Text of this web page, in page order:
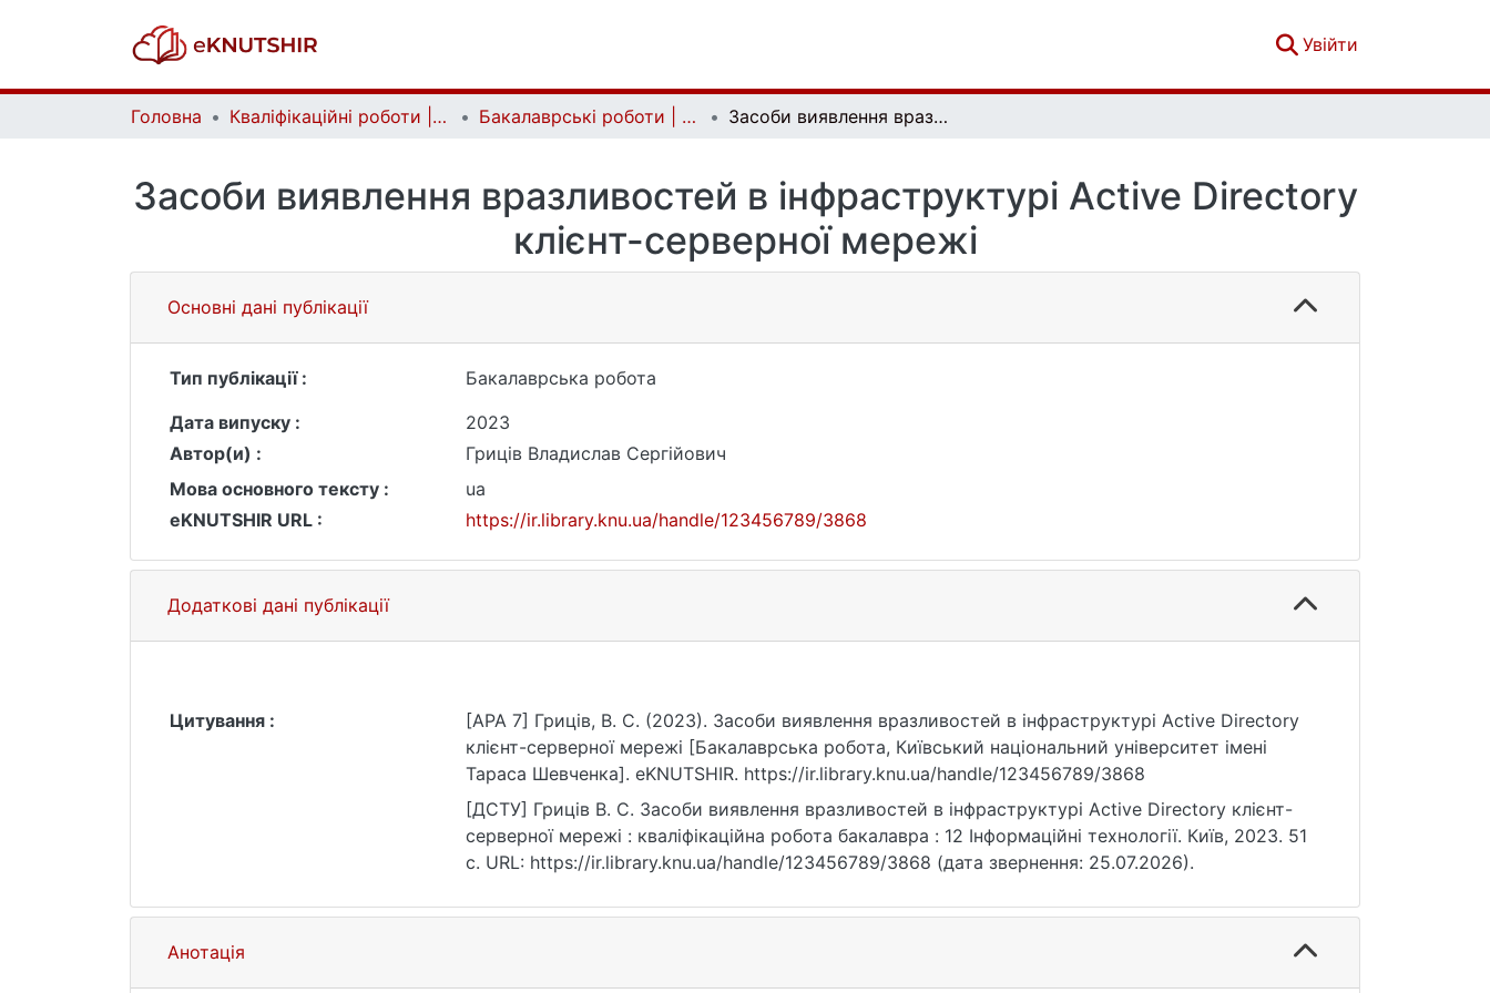
Увійти
Головна Кваліфікаційні роботи | Qualifying works Бакалаврські роботи | Bachelor theses Засоби виявлення вразливостей в інфраструктурі Active Directory клієнт-серверної мережі
Засоби виявлення вразливостей в інфраструктурі Active Directory
клієнт-серверної мережі
Основні дані публікації
Тип публікації :
Бакалаврська робота
Дата випуску :
2023
Автор(и) :
Гриців Владислав Сергійович
Мова основного тексту :
ua
eKNUTSHIR URL :
https://ir.library.knu.ua/handle/123456789/3868
Додаткові дані публікації
Цитування :
[APA 7] Гриців, В. С. (2023). Засоби виявлення вразливостей в інфраструктурі Active Directory
клієнт-серверної мережі [Бакалаврська робота, Київський національний університет імені
Тараса Шевченка]. eKNUTSHIR. https://ir.library.knu.ua/handle/123456789/3868
[ДСТУ] Гриців В. С. Засоби виявлення вразливостей в інфраструктурі Active Directory клієнт-
серверної мережі : кваліфікаційна робота бакалавра : 12 Інформаційні технології. Київ, 2023. 51
с. URL: https://ir.library.knu.ua/handle/123456789/3868 (дата звернення: 25.07.2026).
Анотація